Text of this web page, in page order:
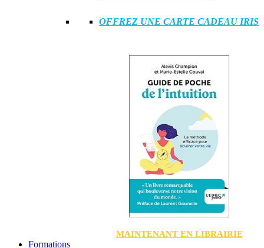
OFFREZ UNE CARTE CADEAU IRIS
MAINTENANT EN LIBRAIRIE
Formations